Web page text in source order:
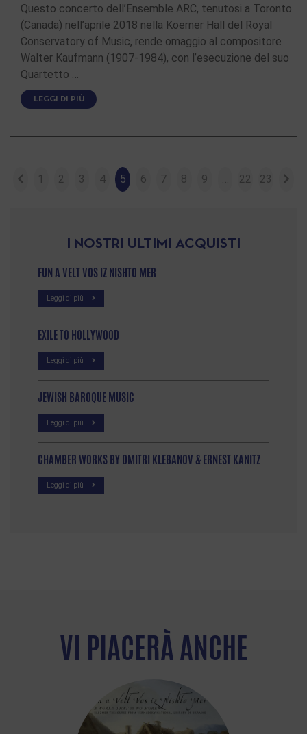
Questo concerto dell’Ensemble ARC, tenutosi a Toronto
(Canada) nell’aprile 2018 nella Koerner Hall del Royal
Conservatory of Music, rende omaggio al compositore
Walter Kaufmann (1907-1984), con l’esecuzione del suo
Quartetto …
LEGGI DI PIÙ
1 2 3 4 5 6 7 8 9 22 23
I NOSTRI ULTIMI ACQUISTI
FUN A VELT VOS IZ NISHTO MER
Leggi di più
EXILE TO HOLLYWOOD
Leggi di più
JEWISH BAROQUE MUSIC
Leggi di più
CHAMBER WORKS BY DMITRI KLEBANOV & ERNEST KANITZ
Leggi di più
VI PIACERÀ ANCHE